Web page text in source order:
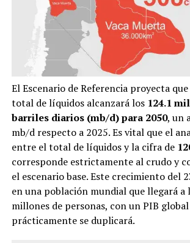
El Escenario de Referencia proyecta
total de líquidos alcanzará los 124.1
barriles diarios (mb/d) para 2050, un
mb/d respecto a 2025. Es vital que el
entre el total de líquidos y la cifra de
corresponde estrictamente al crudo y
el escenario base. Este crecimiento del
en una población mundial que llegará a
millones de personas, con un PIB
prácticamente se duplicará.